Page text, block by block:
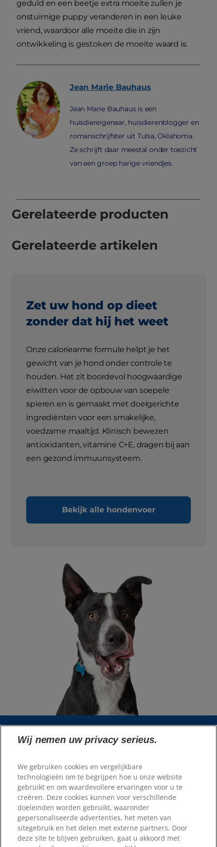
geduld en een beetje extra moeite zullen je
onstuimige puppy veranderen in een leuke
vriend, waardoor alle moeite die in zijn
ontwikkeling is gestoken de moeite waard is.
Jean Marie Bauhaus
Jean Marie Bauhaus is een
huisdiereigenaar, huisdierenblogger en
romanschrijfster uit Tulsa, Oklahoma.
Ze schrijft daar meestal onder toezicht
van een groep harige vriendjes.
Gerelateerde producten
Gerelateerde artikelen
Zet uw hond op dieet
zonder dat hij het weet
Onze caloriearme formule helpt je het
gewicht van je hond onder controle te
houden. Het zit boordevol hoogwaardige
eiwitten voor de opbouw van soepele
spieren en is gemaakt met doelgerichte
ingrediënten voor een smakelijke,
voedzame maaltijd. Klinisch bewezen
antioxidanten, vitamine C+E, dragen bij aan
een gezond immuunsysteem.
Bekijk alle hondenvoer
Bronnen
Neem contact met ons op
Sitemap
Waar te koop
Onze sites
Wij nemen uw privacy serieus.
We gebruiken cookies en vergelijkbare
technologieën om te begrijpen hoe u onze website
gebruikt en om waardevollere ervaringen voor u te
creëren. Deze cookies kunnen voor verschillende
doeleinden worden gebruikt, waaronder
gepersonaliseerde advertenties, het meten van
sitegebruik en het delen met externe partners. Door
deze site te blijven gebruiken, gaat u akkoord met